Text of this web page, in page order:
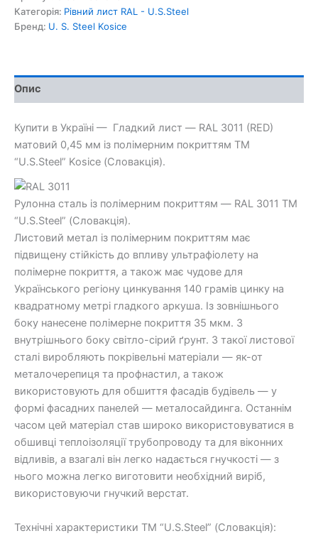
лист
—
полімерним
покриттям
"US.Steel"
(Словакція)
кількість
Категорія: Рівний лист RAL - U.S.Steel
Бренд: U. S. Steel Kosice
Опис
Купити в Україні — Гладкий лист — RAL 3011 (RED)
матовий 0,45 мм із полімерним покриттям TM
“U.S.Steel” Kosice (Словакція).
Рулонна сталь із полімерним покриттям — RAL 3011 TM
“U.S.Steel” (Словакція).
Листовий метал із полімерним покриттям має
підвищену стійкість до впливу ультрафіолету на
полімерне покриття, а також має чудове для
Українського регіону цинкування 140 грамів цинку на
квадратному метрі гладкого аркуша. Із зовнішнього
боку нанесене полімерне покриття 35 мкм. З
внутрішнього боку світло-сірий ґрунт. З такої листової
сталі виробляють покрівельні матеріали — як-от
металочерепиця та профнастил, а також
використовують для обшиття фасадів будівель — у
формі фасадних панелей — металосайдинга. Останнім
часом цей матеріал став широко використовуватися в
обшивці теплоізоляції трубопроводу та для віконних
відливів, а взагалі він легко надається гнучкості — з
нього можна легко виготовити необхідний виріб,
використовуючи гнучкий верстат.
Технічні характеристики TM “U.S.Steel” (Словакція):